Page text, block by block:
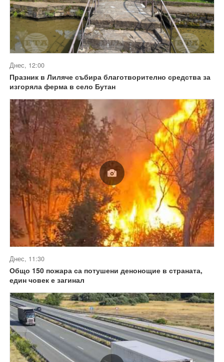
Днес, 12:00
Празник в Лиляче събира благотворително средства за
изгоряла ферма в село Бутан
Днес, 11:30
Общо 150 пожара са потушени денонощие в страната,
един човек е загинал